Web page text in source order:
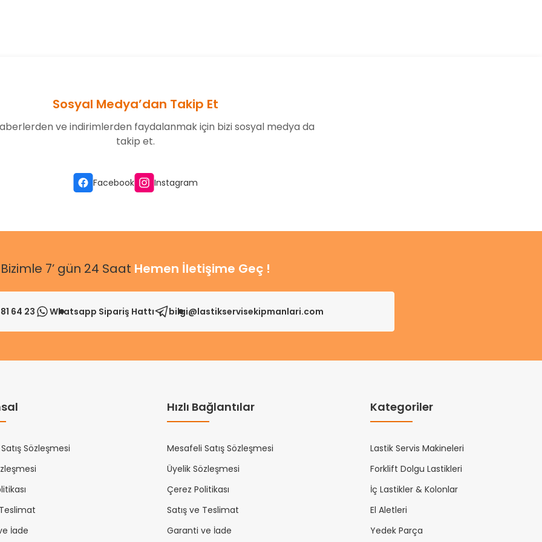
Gönder
Sosyal Medya’dan Takip Et
ve indirimlerden faydalanmak için bizi sosyal medya da
takip et.
Facebook Instagram
Bizimle 7’ gün 24 Saat Hemen İletişime Geç !
64 23 Whatsapp Sipariş Hattı bilgi@lastikservisekipmanlari.com
Sözleşmesi
İade
Hızlı Bağlantılar
Mesafeli Satış Sözleşmesi
Üyelik Sözleşmesi
Çerez Politikası
Satış ve Teslimat
Garanti ve İade
Kategoriler
Lastik Servis Makineleri
Forklift Dolgu Lastikleri
İç Lastikler & Kolonlar
El Aletleri
Yedek Parça